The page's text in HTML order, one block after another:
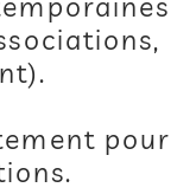
pour